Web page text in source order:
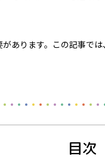
あります。この記事で
目次